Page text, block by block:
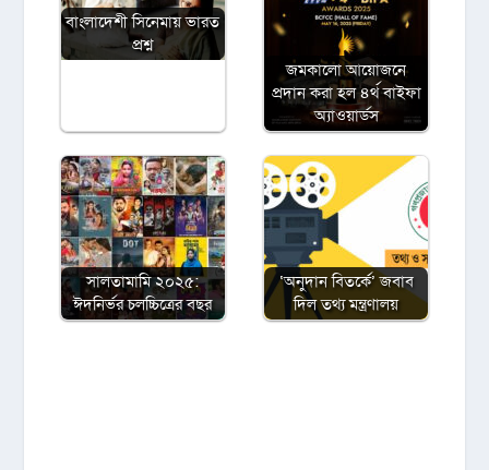
বাংলাদেশী সিনেমায় ভারত
প্রশ্ন
জমকালো আয়োজনে
প্রদান করা হল ৪র্থ বাইফা
অ্যাওয়ার্ডস
সালতামামি ২০২৫:
ঈদনির্ভর চলচ্চিত্রের বছর
‘অনুদান বিতর্কে’ জবাব
দিল তথ্য মন্ত্রণালয়